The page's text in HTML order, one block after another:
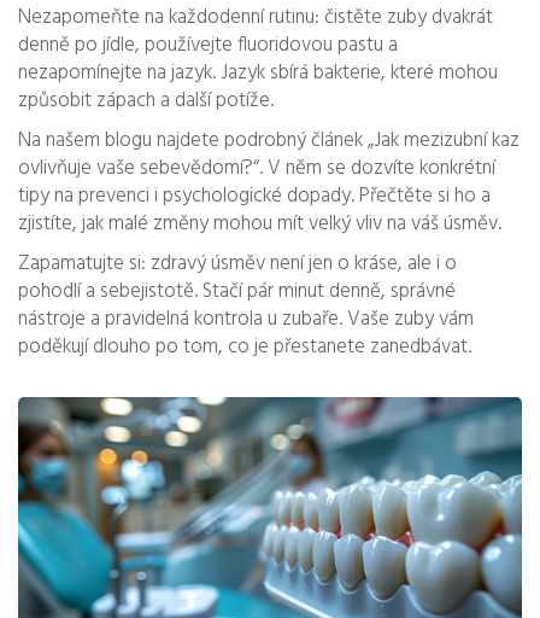
Nezapomeňte na každodenní rutinu: čistěte zuby dvakrát
denně po jídle, používejte fluoridovou pastu a
nezapomínejte na jazyk. Jazyk sbírá bakterie, které mohou
způsobit zápach a další potíže.
Na našem blogu najdete podrobný článek „Jak mezizubní kaz
ovlivňuje vaše sebevědomí?“. V něm se dozvíte konkrétní
tipy na prevenci i psychologické dopady. Přečtěte si ho a
zjistíte, jak malé změny mohou mít velký vliv na váš úsměv.
Zapamatujte si: zdravý úsměv není jen o kráse, ale i o
pohodlí a sebejistotě. Stačí pár minut denně, správné
nástroje a pravidelná kontrola u zubaře. Vaše zuby vám
poděkují dlouho po tom, co je přestanete zanedbávat.